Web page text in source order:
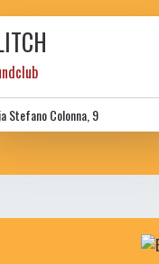
Stefano Colonna, 9